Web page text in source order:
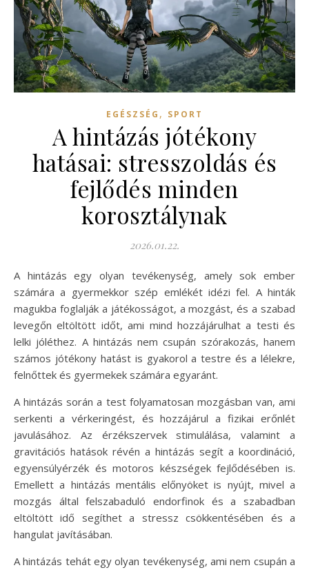
EGÉSZSÉG , SPORT
A hintázás jótékony
hatásai: stresszoldás és
fejlődés minden
korosztálynak
2026.01.22.
A hintázás egy olyan tevékenység, amely sok ember
számára a gyermekkor szép emlékét idézi fel. A hinták
magukba foglalják a játékosságot, a mozgást, és a szabad
levegőn eltöltött időt, ami mind hozzájárulhat a testi és
lelki jóléthez. A hintázás nem csupán szórakozás, hanem
számos jótékony hatást is gyakorol a testre és a lélekre,
felnőttek és gyermekek számára egyaránt.
A hintázás során a test folyamatosan mozgásban van, ami
serkenti a vérkeringést, és hozzájárul a fizikai erőnlét
javulásához. Az érzékszervek stimulálása, valamint a
gravitációs hatások révén a hintázás segít a koordináció,
egyensúlyérzék és motoros készségek fejlődésében is.
Emellett a hintázás mentális előnyöket is nyújt, mivel a
mozgás által felszabaduló endorfinok és a szabadban
eltöltött idő segíthet a stressz csökkentésében és a
hangulat javításában.
A hintázás tehát egy olyan tevékenység, ami nem csupán a